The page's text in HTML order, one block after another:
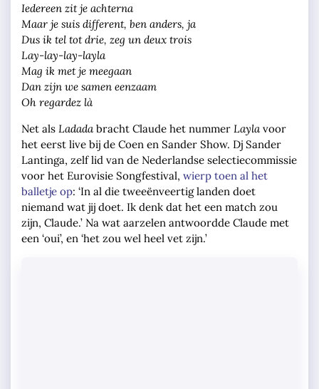
Iedereen zit je achterna
Maar je suis different, ben anders, ja
Dus ik tel tot drie, zeg un deux trois
Lay-lay-lay-layla
Mag ik met je meegaan
Dan zijn we samen eenzaam
Oh regardez là
Net als Ladada bracht Claude het nummer Layla voor
het eerst live bij de Coen en Sander Show. Dj Sander
Lantinga, zelf lid van de Nederlandse selectiecommissie
voor het Eurovisie Songfestival, wierp toen al het
balletje op: ‘In al die tweeënveertig landen doet
niemand wat jij doet. Ik denk dat het een match zou
zijn, Claude.’ Na wat aarzelen antwoordde Claude met
een ‘oui’, en ‘het zou wel heel vet zijn.’